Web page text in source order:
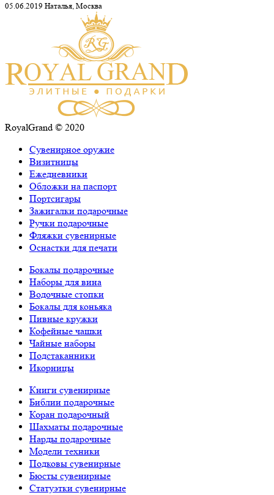
05.06.2019 Наталья, Москва
RoyalGrand © 2020
Сувенирное оружие
Визитницы
Ежедневники
Обложки на паспорт
Портсигары
Зажигалки подарочные
Ручки подарочные
Фляжки сувенирные
Оснастки для печати
Бокалы подарочные
Наборы для вина
Водочные стопки
Бокалы для коньяка
Пивные кружки
Кофейные чашки
Чайные наборы
Подстаканники
Икорницы
Книги сувенирные
Библии подарочные
Коран подарочный
Шахматы подарочные
Нарды подарочные
Модели техники
Подковы сувенирные
Бюсты сувенирные
Статуэтки сувенирные